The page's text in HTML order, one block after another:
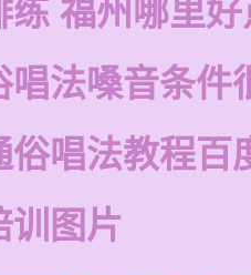
练 福州哪里
唱法嗓音条件
俗唱法教程百
训图片